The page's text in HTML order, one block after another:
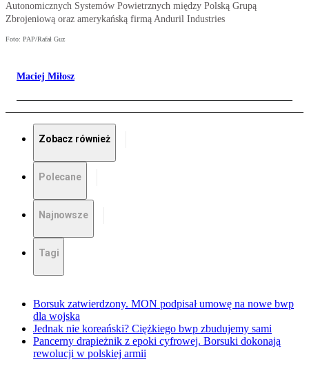
Autonomicznych Systemów Powietrznych między Polską Grupą
Zbrojeniową oraz amerykańską firmą Anduril Industries
Foto: PAP/Rafał Guz
Maciej Miłosz
Zobacz również
Polecane
Najnowsze
Tagi
Borsuk zatwierdzony. MON podpisał umowę na nowe bwp
dla wojska
Jednak nie koreański? Ciężkiego bwp zbudujemy sami
Pancerny drapieżnik z epoki cyfrowej. Borsuki dokonają
rewolucji w polskiej armii